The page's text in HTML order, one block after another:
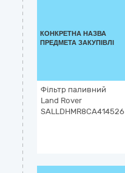
КОНКРЕТНА НАЗВА
ПРЕДМЕТА ЗАКУПІВЛІ
Фільтр паливний
Land Rover
SALLDHMR8CA414526